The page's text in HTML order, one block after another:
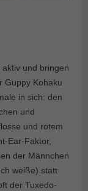
und bringen
Guppy Kohaku
in sich: den
und
und rotem
Ear-Faktor,
der Männchen
weiße) statt
der Tuxedo-